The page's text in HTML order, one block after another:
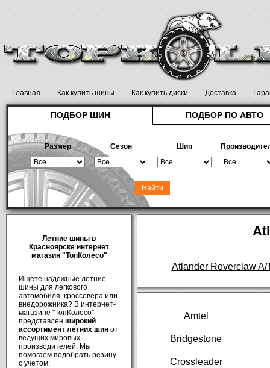
Главная Как купить шины Как купить диски Доставка
ПОДБОР ШИН ПОДБОР ПО АВТО
Размер Сезон Шип
Летние шины в
Красноярске интернет
магазин "ТопКолесо"
Ищете надежные летние
шины для легкового
автомобиля, кроссовера или
внедорожника? В интернет-
магазине "ТопКолесо"
представлен широкий
ассортимент летних шин от
ведущих мировых
производителей. Мы
помогаем подобрать резину
с учетом:
Atlander Roverclaw A/
Amtel
Bridgestone
Crossleader